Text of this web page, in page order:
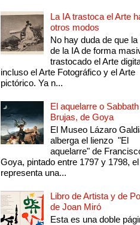
La IA trastoca el Arte
otros modos
No hay duda de que la
de la IA de forma
trastocado el Arte
incluso el Arte Fotográfico y el Arte
pictórico. Ya n...
El aquelarre o
Brujas, de Goya
El Museo Lázaro
alberga el lienzo "El
aquelarre" de
Goya, pintado entre 1797 y 1798,
representa una...
Libro de Artista y de
de Joan Miró
Esta es una doble